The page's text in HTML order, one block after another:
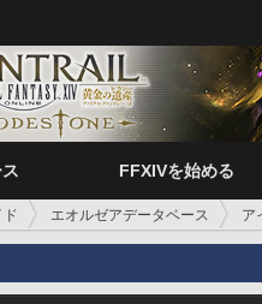
FFXIVを始める
ド エオルゼアデータベース ア